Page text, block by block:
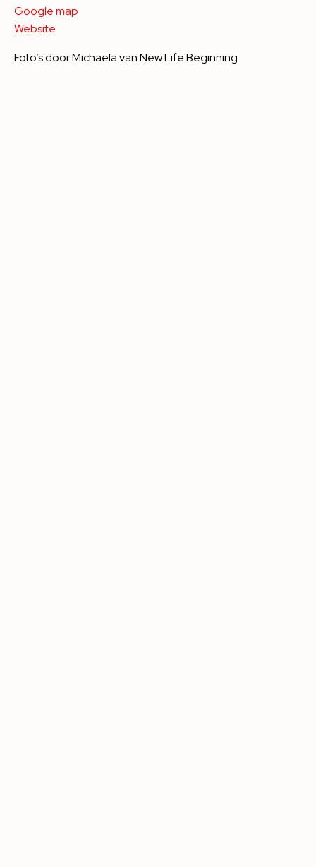
Google map
Website
Foto’s door Michaela vanNew Life Beginning